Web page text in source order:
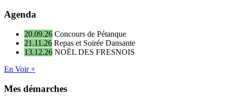
Agenda
20.09.26 Concours de Pétanque
21.11.26 Repas et Soirée Dansante
13.12.26 NOËL DES FRESNOIS
En Voir +
Mes démarches